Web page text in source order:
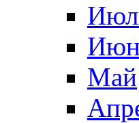
Май